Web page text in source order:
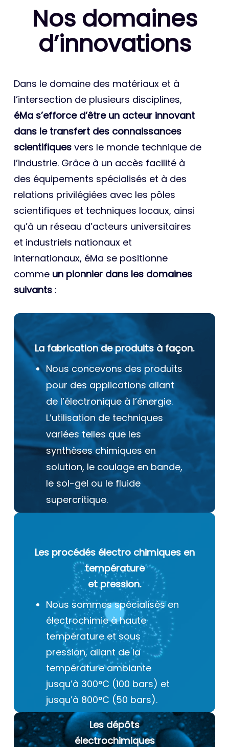
Nos domaines
d’innovations
Dans le domaine des matériaux et à
l’intersection de plusieurs disciplines,
éMa s’efforce d’être un acteur innovant
dans le transfert des connaissances
scientifiques vers le monde technique de
l’industrie. Grâce à un accès facilité à
des équipements spécialisés et à des
relations privilégiées avec les pôles
scientifiques et techniques locaux, ainsi
qu’à un réseau d’acteurs universitaires
et industriels nationaux et
internationaux, éMa se positionne
comme un pionnier dans les domaines
suivants :
La fabrication de produits à façon.
Nous concevons des produits
pour des applications allant
de l’électronique à l’énergie.
L’utilisation de techniques
variées telles que les
synthèses chimiques en
solution, le coulage en bande,
le sol-gel ou le fluide
supercritique.
Les procédés électro chimiques en
température
et pression.
Nous sommes spécialisés en
électrochimie à haute
température et sous
pression, allant de la
température ambiante
jusqu’à 300°C (100 bars) et
jusqu’à 800°C (50 bars).
Les dépôts
électrochimiques